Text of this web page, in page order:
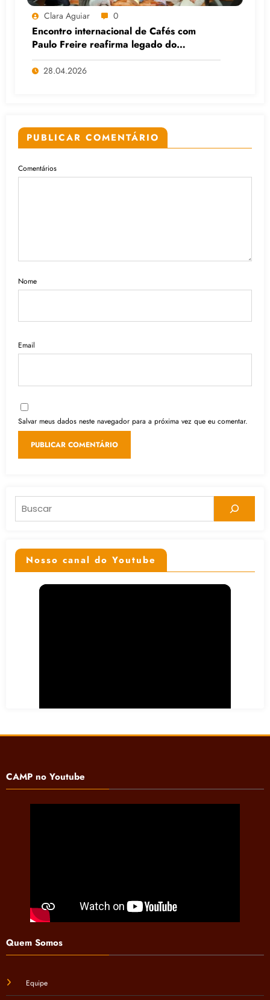
Clara Aguiar 0
Encontro internacional de Cafés com
Paulo Freire reafirma legado do
educador popular
28.04.2026
PUBLICAR COMENTÁRIO
Comentários
Nome
Email
Salvar meus dados neste navegador para a próxima vez que eu comentar.
Pesquisar
Nosso canal do Youtube
CAMP no Youtube
Quem Somos
Equipe